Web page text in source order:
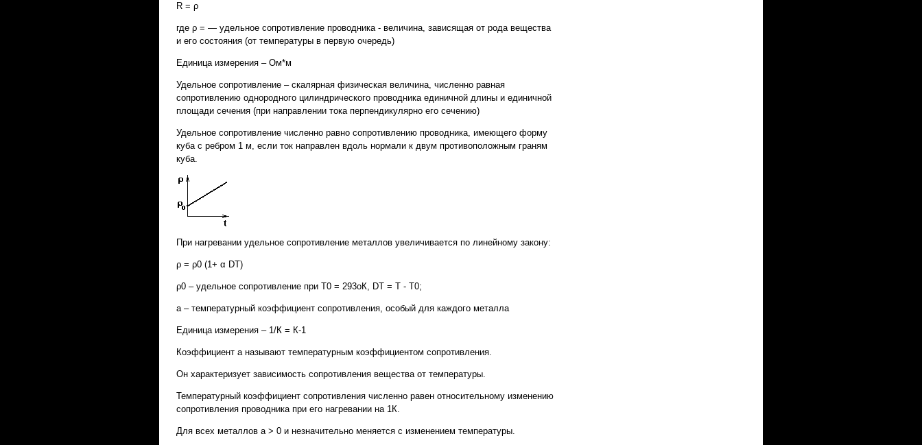
R = ρ
где ρ = — удельное сопротивление проводника - величина, зависящая от рода вещества
и его состояния (от тем­пературы в первую очередь)
Единица измерения – Ом*м
Удельное сопротивление – скалярная физическая величина, численно равная
сопротивлению однородного цилиндрического проводника единичной длины и единичной
площади сечения (при направлении тока перпендикулярно его сечению)
Удельное сопротивление численно равно сопротивлению проводника, имеющего форму
куба с ребром 1 м, если ток направлен вдоль нормали к двум противоположным граням
куба.
При нагревании удельное сопротивление металлов увеличивается по линейному закону:
ρ = ρ0 (1+ α DT)
ρ0 – удельное сопротивление при T0 = 293оК, DT = T - T0;
a – температурный коэффициент сопротивления, особый для каждого металла
Единица измерения – 1/К = К-1
Коэффициент a называют температурным коэффициентом сопротивления.
Он характеризует зависимость сопротивления вещества от температуры.
Температурный коэффициент сопротивления численно равен относительному изменению
сопротивления проводника при его нагревании на 1К.
Для всех металлов a > 0 и незначительно меняется с изменением температуры.